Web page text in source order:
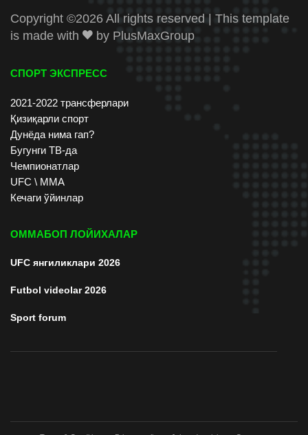
Copyright ©2026 All rights reserved | This template
is made with
by PlusMaxGroup
СПОРТ ЭКСПРЕСС
2021-2022 трансферлари
Қизиқарли спорт
Дунёда нима гап?
Бугунги ТВ-да
Чемпионатлар
UFC \ ММА
Кечаги ўйинлар
ОММАБОП ЛОЙИХАЛАР
UFC янгиликлари 2026
Futbol videolar 2026
Sport forum